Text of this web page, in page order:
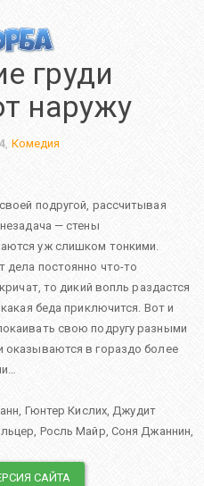
груди
наружу
, Комедия
подругой, рассчитывая
— стены
уж слишком тонкими.
дела постоянно что-то
то дикий вопль раздастся
беда приключится. Вот и
свою подругу разными
в гораздо более
, Гюнтер Кислих,Джудит
, Росль Майр, Соня Джаннин,
САЙТА